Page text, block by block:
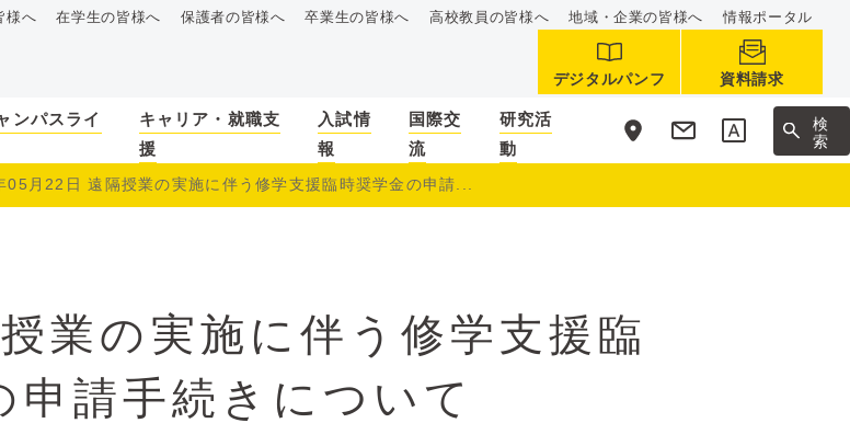
様へ 在学生の皆様へ 保護者の皆様へ 卒業生の皆様へ 高校教員の皆様へ 地域・企業の皆様へ 情報ポータル
デジタルパンフ 資料請求
ンパスライ
キャリア・就職支
援
入試情
報
国際交
流
研究活
動
サ
イ
ト
内
検
索
05月22日 遠隔授業の実施に伴う修学支援臨時奨学金の申請...
業の実施に伴う修学支援臨
申請手続きについて